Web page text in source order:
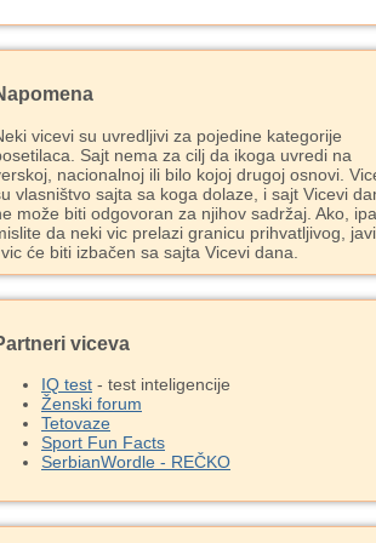
vicevi su uvredljivi za pojedine kategorije
Sajt nema za cilj da ikoga uvredi na
nacionalnoj ili bilo kojoj drugoj osnovi.
vlasništvo sajta sa koga dolaze, i sajt Vicevi
može biti odgovoran za njihov sadržaj. Ako,
da neki vic prelazi granicu prihvatljivog,
će biti izbačen sa sajta Vicevi dana.
viceva
IQ test - test inteligencije
Ženski forum
Tetovaze
Sport Fun Facts
SerbianWordle - REČKO